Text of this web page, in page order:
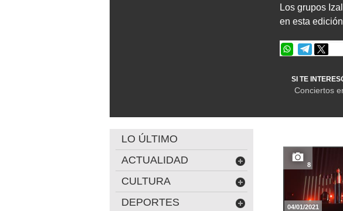
Los grupos
en esta
SI TE
Conciertos
LO ÚLTIMO
ACTUALIDAD
CULTURA
DEPORTES
8
04/01/2021